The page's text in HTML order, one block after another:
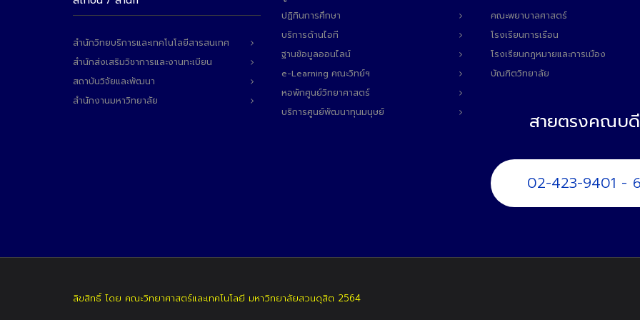
สำนักวิทยบริการและเทคโนโลยีสารสนเทศ
สำนักส่งเสริมวิชาการและงานทะเบียน
สถาบันวิจัยและพัฒนา
สำนักงานมหาวิทยาลัย
ปฏิทินการศึกษา
บริการด้านไอที
ฐานข้อมูลออนไลน์
e-Learning คณะวิทย์ฯ
หอพักศูนย์วิทยาศาสตร์
บริการศูนย์พัฒนาทุนมนุษย์
คณะพยาบาลศาสตร์
โรงเรียนการเรือน
โรงเรียนกฎหมายและการเมือง
บัณฑิตวิทยาลัย
สายตรงคณบดี
02-423-9401 -
ลิขสิทธิ์ โดย คณะวิทยาศาสตร์และเทคโนโลยี มหาวิทยาลัยสวนดุสิต 2564